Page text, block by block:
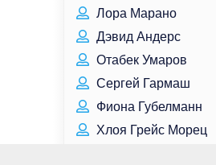
Лора Марано
Дэвид Андерс
Отабек Умаров
Сергей Гармаш
Фиона Губелманн
Хлоя Грейс Морец